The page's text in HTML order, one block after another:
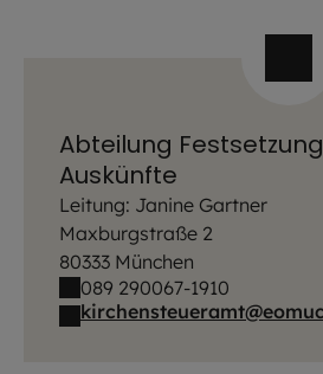
Abteilung
Auskünfte
Leitung: Janine Gartner
Maxburgstraße 2
80333 München
089 290067-1910